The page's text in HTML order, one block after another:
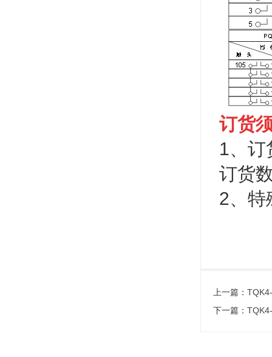
订货
1、订
订货
2、特
上一篇：
下一篇：